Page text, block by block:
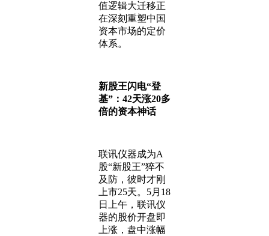
值逻辑大迁移正
在深刻重塑中国
资本市场的定价
体系。
新股王闪电“登
基” ：42天涨20多
倍的资本神话
联讯仪器成为A
股“新股王”猝不
及防，彼时才刚
上市25天。5月18
日上午，联讯仪
器的股价开盘即
上涨，盘中涨幅